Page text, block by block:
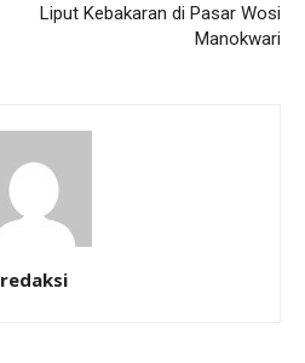
Liput Kebakaran di Pasar Wosi
Manokwari
redaksi